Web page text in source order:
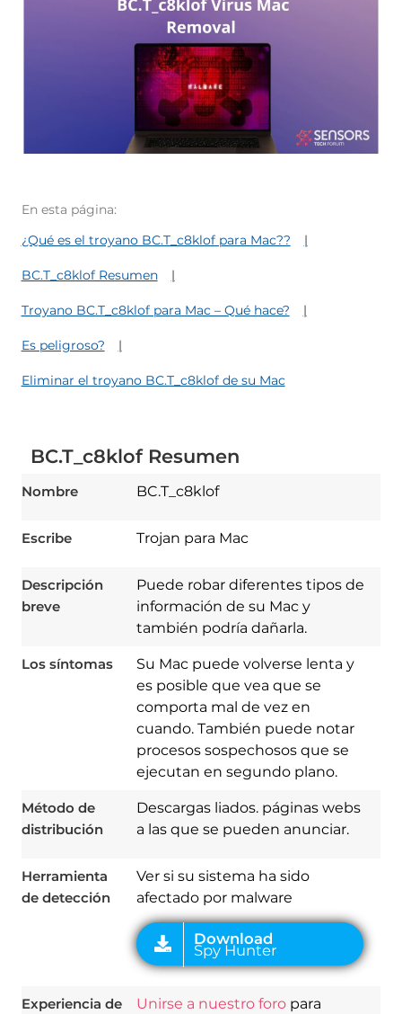
En esta página:
¿Qué es el troyano BC.T_c8klof para Mac??
BC.T_c8klof Resumen
Troyano BC.T_c8klof para Mac – Qué hace?
Es peligroso?
Eliminar el troyano BC.T_c8klof de su Mac
BC.T_c8klof Resumen
Nombre BC.T_c8klof
Escribe Trojan para Mac
Descripción
breve
Puede robar diferentes tipos de
información de su Mac y
también podría dañarla.
Los síntomas
Su Mac puede volverse lenta y
es posible que vea que se
comporta mal de vez en
cuando. También puede notar
procesos sospechosos que se
ejecutan en segundo plano.
Método de
distribución
Descargas liados. páginas webs
a las que se pueden anunciar.
Herramienta
de detección
Ver si su sistema ha sido
afectado por malware
Download
Experiencia de
Unirse a nuestro foropara